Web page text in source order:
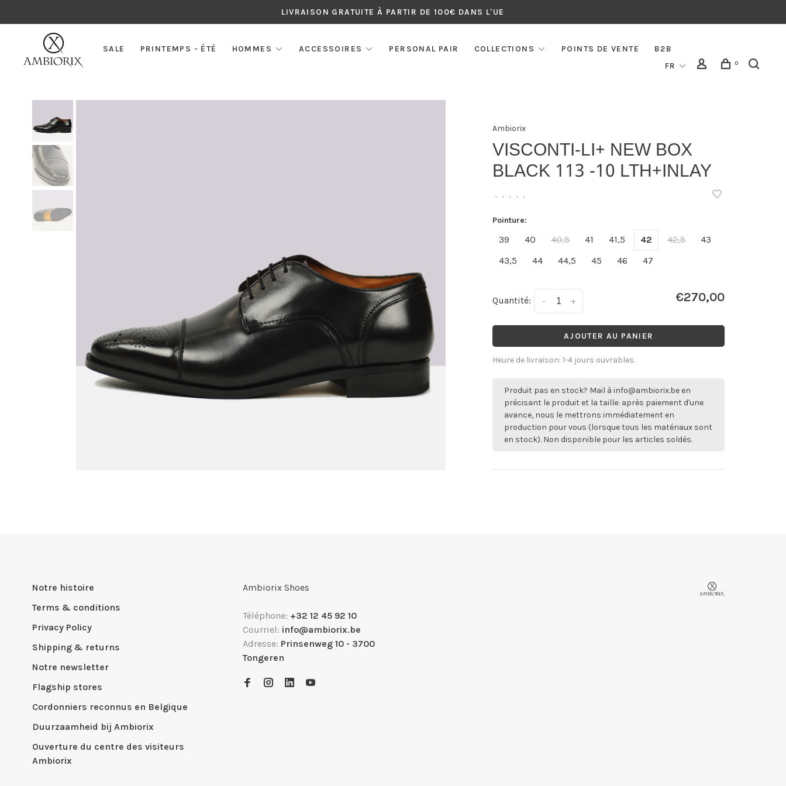
LIVRAISON GRATUITE À PARTIR DE 100€ DANS L'UE
SALE PRINTEMPS - ÉTÉ HOMMES ACCESSOIRES PERSONAL PAIR COLLECTIONS POINTS DE VENTE
B2B
FR
0
Ambiorix
VISCONTI-LI+ NEW BOX
BLACK 113 -10 LTH+INLAY
• • • • •
Pointure:
39 40 40,5 41 41,5 42 42,5
43
43,5
44 44,5 45 46 47
Quantité: +
- €270,00
AJOUTER AU PANIER
Heure de livraison: 1-4 jours ouvrables.
Produit pas en stock? Mail àinfo@ambiorix.be en
précisant le produit et la taille: après paiement d'une
avance, nous le mettrons immédiatement en
production pour vous (lorsque tous les matériaux sont
en stock). Non disponible pour les articles soldés.
Notre histoire
Terms & conditions
Privacy Policy
Shipping & returns
Notre newsletter
Flagship stores
Cordonniers reconnus en Belgique
Duurzaamheid bij Ambiorix
Ouverture du centre des visiteurs
Ambiorix
Ambiorix Shoes
Téléphone: +32 12 45 92 10
Courriel: info@ambiorix.be
Adresse: Prinsenweg 10 - 3700
Tongeren